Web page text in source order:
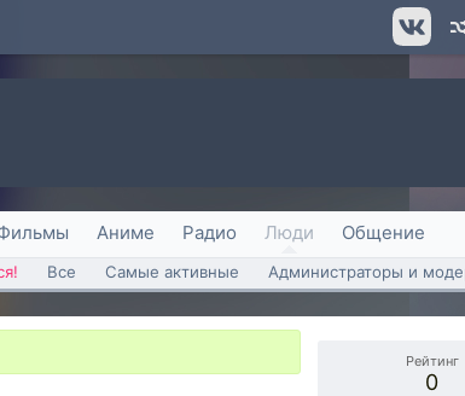
Аниме Радио Люди Общение
Все Самые активные Администраторы и
Рейтинг
0